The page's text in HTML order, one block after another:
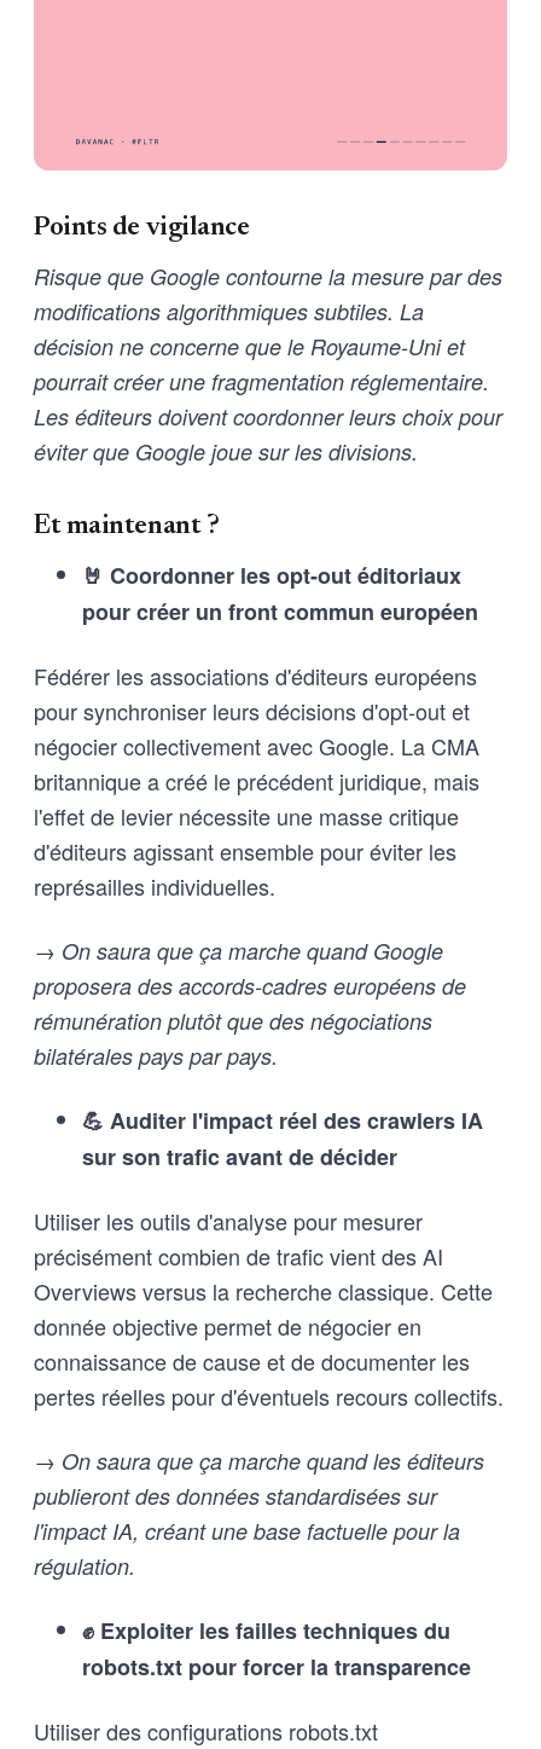
Points de vigilance
Risque que Google contourne la mesure par des
modifications algorithmiques subtiles. La
décision ne concerne que le Royaume-Uni et
pourrait créer une fragmentation réglementaire.
Les éditeurs doivent coordonner leurs choix pour
éviter que Google joue sur les divisions.
Et maintenant ?
🤘 Coordonner les opt-out éditoriaux
pour créer un front commun européen
Fédérer les associations d'éditeurs européens
pour synchroniser leurs décisions d'opt-out et
négocier collectivement avec Google. La CMA
britannique a créé le précédent juridique, mais
l'effet de levier nécessite une masse critique
d'éditeurs agissant ensemble pour éviter les
représailles individuelles.
→ On saura que ça marche quand Google
proposera des accords-cadres européens de
rémunération plutôt que des négociations
bilatérales pays par pays.
💪 Auditer l'impact réel des crawlers IA
sur son trafic avant de décider
Utiliser les outils d'analyse pour mesurer
précisément combien de trafic vient des AI
Overviews versus la recherche classique. Cette
donnée objective permet de négocier en
connaissance de cause et de documenter les
pertes réelles pour d'éventuels recours collectifs.
→ On saura que ça marche quand les éditeurs
publieront des données standardisées sur
l'impact IA, créant une base factuelle pour la
régulation.
✊ Exploiter les failles techniques du
robots.txt pour forcer la transparence
Utiliser des configurations robots.txt